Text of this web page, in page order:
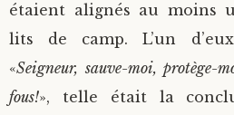
étaient alignés au moins
lits de camp. L’un
«Seigneur, sauve-moi, protège-
fous!», telle était la